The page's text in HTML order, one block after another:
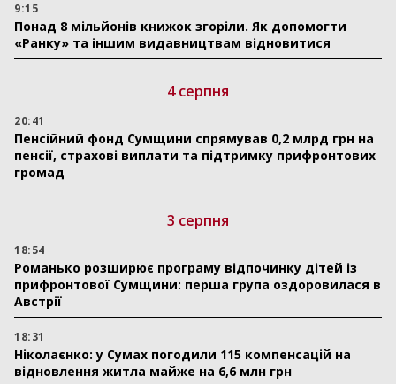
9:15
Понад 8 мільйонів книжок згоріли. Як допомогти
«Ранку» та іншим видавництвам відновитися
4 серпня
20:41
Пенсійний фонд Сумщини спрямував 0,2 млрд грн на
пенсії, страхові виплати та підтримку прифронтових
громад
3 серпня
18:54
Романько розширює програму відпочинку дітей із
прифронтової Сумщини: перша група оздоровилася в
Австрії
18:31
Ніколаєнко: у Сумах погодили 115 компенсацій на
відновлення житла майже на 6,6 млн грн